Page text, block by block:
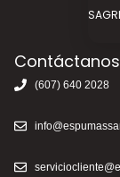
Contáctanos
(607) 640 2028